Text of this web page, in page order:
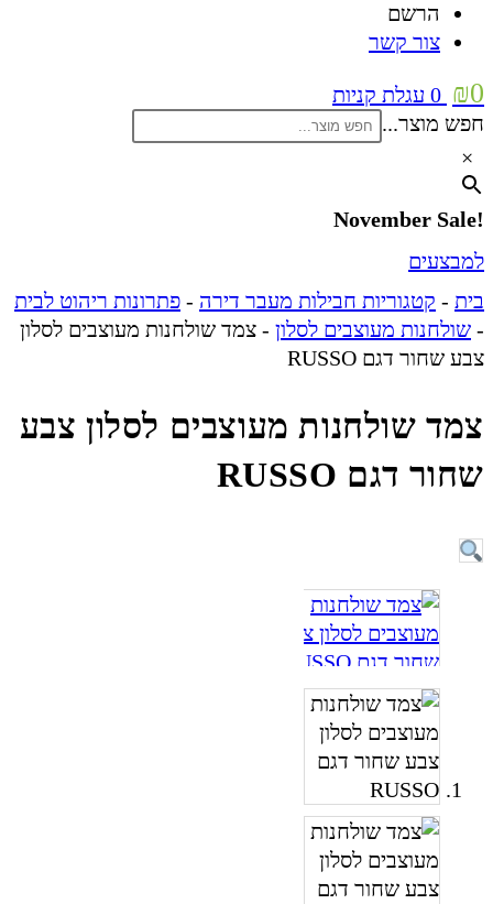
הרשם
צור קשר
₪0
0 עגלת קניות
חפש מוצר...
×
!November Sale
למבצעים
בית - קטגוריות חבילות מעבר דירה - פתרונות ריהוט לבית
- שולחנות מעוצבים לסלון - צמד שולחנות מעוצבים לסלון
צבע שחור דגם RUSSO
צמד שולחנות מעוצבים לסלון צבע
שחור דגם RUSSO